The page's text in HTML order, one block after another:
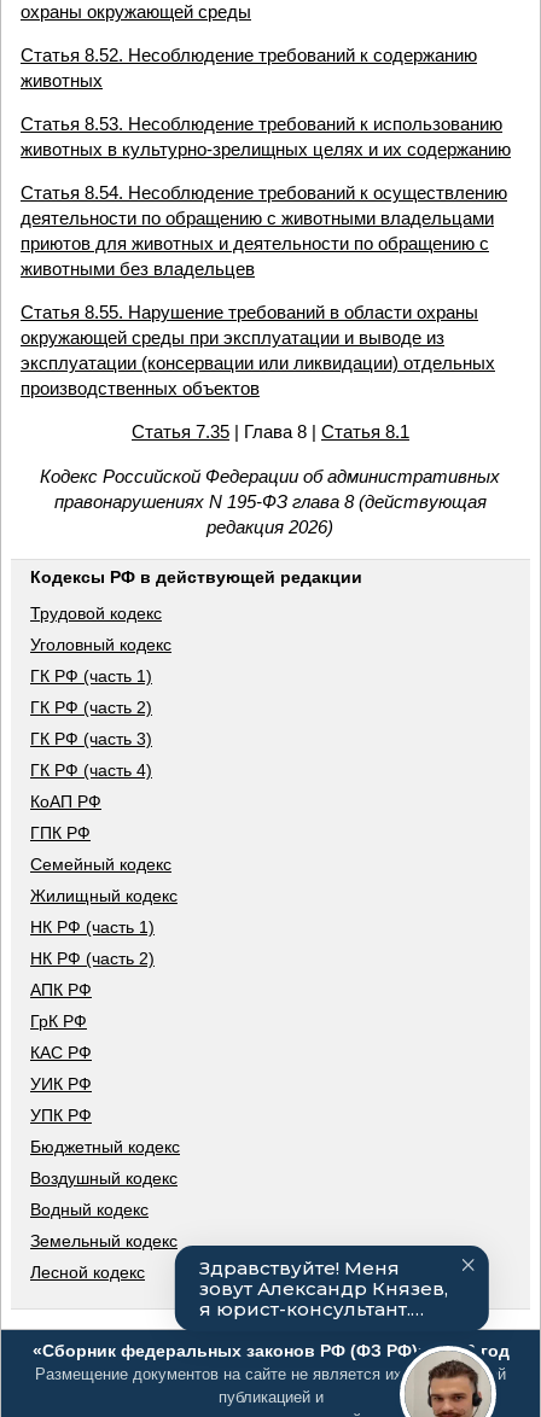
охраны окружающей среды
Статья 8.52. Несоблюдение требований к содержанию
животных
Статья 8.53. Несоблюдение требований к использованию
животных в культурно-зрелищных целях и их содержанию
Статья 8.54. Несоблюдение требований к осуществлению
деятельности по обращению с животными владельцами
приютов для животных и деятельности по обращению с
животными без владельцев
Статья 8.55. Нарушение требований в области охраны
окружающей среды при эксплуатации и выводе из
эксплуатации (консервации или ликвидации) отдельных
производственных объектов
Статья 7.35| Глава 8 | Статья 8.1
Кодекс Российской Федерации об административных
правонарушениях N 195-ФЗ глава 8 (действующая
редакция 2026)
Кодексы РФ в действующей редакции
Трудовой кодекс
Уголовный кодекс
ГК РФ (часть 1)
ГК РФ (часть 2)
ГК РФ (часть 3)
ГК РФ (часть 4)
КоАП РФ
ГПК РФ
Семейный кодекс
Жилищный кодекс
НК РФ (часть 1)
НК РФ (часть 2)
АПК РФ
ГрК РФ
КАС РФ
УИК РФ
УПК РФ
Бюджетный кодекс
Воздушный кодекс
Водный кодекс
Земельный кодекс
Лесной кодекс
«Сборник федеральных законов РФ (ФЗ РФ)», 2026 год
Размещение документов на сайте не является их официальной
публикацией и